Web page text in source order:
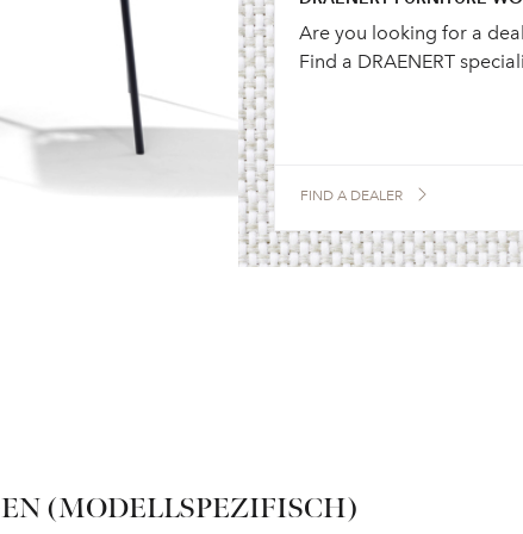
Are you looking for a
Find a DRAENERT
FIND A DEALER
(MODELLSPEZIFISCH)